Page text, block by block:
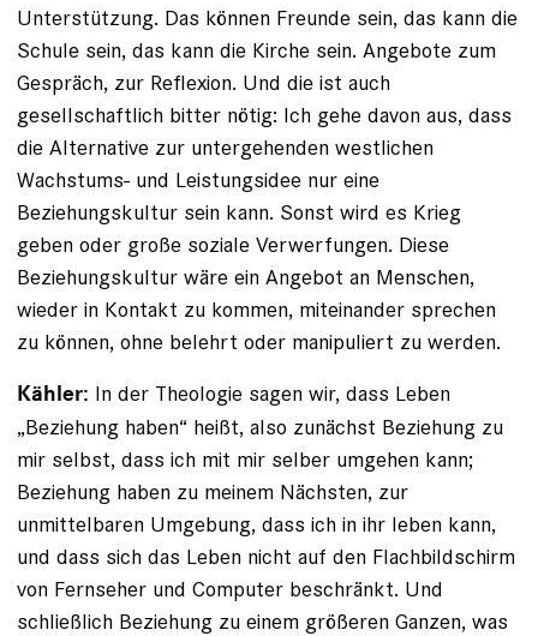
Unterstützung. Das können Freunde sein, das kann die
Schule sein, das kann die Kirche sein. Angebote zum
Gespräch, zur Reflexion. Und die ist auch
gesellschaftlich bitter nötig: Ich gehe davon aus, dass
die Alternative zur untergehenden westlichen
Wachstums- und Leistungsidee nur eine
Beziehungskultur sein kann. Sonst wird es Krieg
geben oder große soziale Verwerfungen. Diese
Beziehungskultur wäre ein Angebot an Menschen,
wieder in Kontakt zu kommen, miteinander sprechen
zu können, ohne belehrt oder manipuliert zu werden.
Kähler: In der Theologie sagen wir, dass Leben
„Beziehung haben“ heißt, also zunächst Beziehung zu
mir selbst, dass ich mit mir selber umgehen kann;
Beziehung haben zu meinem Nächsten, zur
unmittelbaren Umgebung, dass ich in ihr leben kann,
und dass sich das Leben nicht auf den Flachbildschirm
von Fernseher und Computer beschränkt. Und
schließlich Beziehung zu einem größeren Ganzen, was